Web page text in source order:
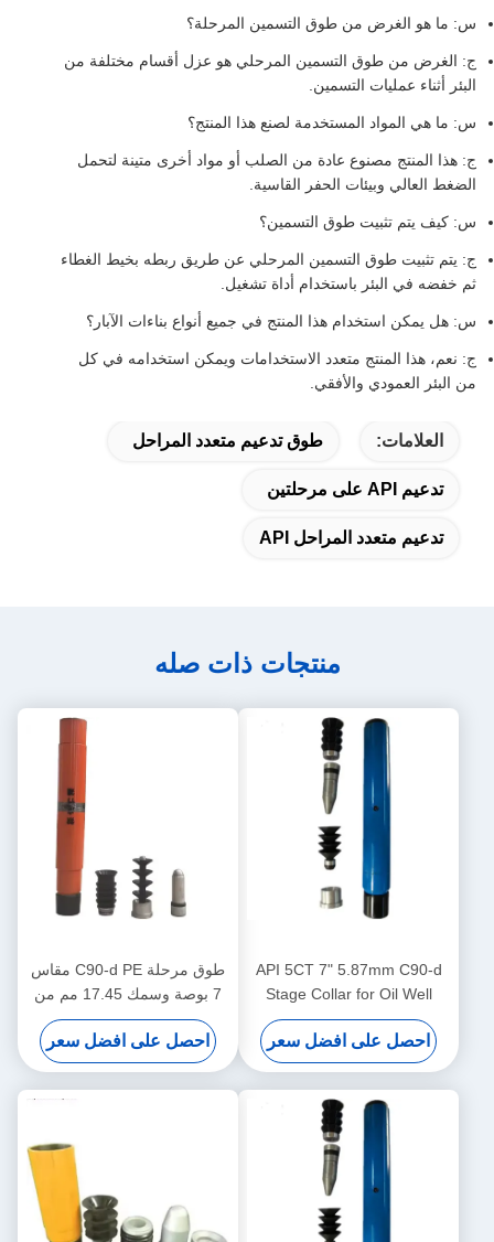
س: ما هو الغرض من طوق التسمين المرحلة؟
ج: الغرض من طوق التسمين المرحلي هو عزل أقسام مختلفة من
البئر أثناء عمليات التسمين.
س: ما هي المواد المستخدمة لصنع هذا المنتج؟
ج: هذا المنتج مصنوع عادة من الصلب أو مواد أخرى متينة لتحمل
الضغط العالي وبيئات الحفر القاسية.
س: كيف يتم تثبيت طوق التسمين؟
ج: يتم تثبيت طوق التسمين المرحلي عن طريق ربطه بخيط الغطاء
ثم خفضه في البئر باستخدام أداة تشغيل.
س: هل يمكن استخدام هذا المنتج في جميع أنواع بناءات الآبار؟
ج: نعم، هذا المنتج متعدد الاستخدامات ويمكن استخدامه في كل
من البئر العمودي والأفقي.
العلامات: طوق تدعيم متعدد المراحل
تدعيم API على مرحلتين
تدعيم متعدد المراحل API
منتجات ذات صله
API 5CT 7" 5.87mm C90-d
Stage Collar for Oil Well
Cementing
احصل على افضل سعر
طوق مرحلة C90-d PE مقاس
7 بوصة وسمك 17.45 مم من
API 5CT لتبطين آبار النفط
احصل على افضل سعر